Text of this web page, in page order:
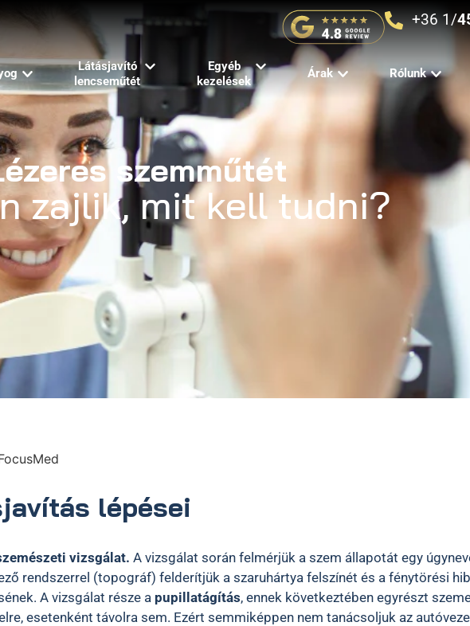
+36 1/
Látásjavító
lencseműtét
Egyéb
kezelések
Árak Rólunk
szemműtét
zajlik, mit kell tudni?
lépései
vizsgálat. A vizsgálat során felmérjük a szem állapotát egy
rendszerrel (topográf) felderítjük a szaruhártya felszínét és a fénytörési
A vizsgálat része a pupillatágítás, ennek következtében egyrészt
esetenként távolra sem. Ezért semmiképpen nem tanácsoljuk az